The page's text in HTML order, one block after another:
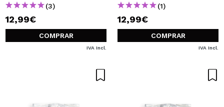
(3)
12,99€
COMPRAR
IVA Incl.
(1)
12,99€
COMPRAR
IVA Incl.